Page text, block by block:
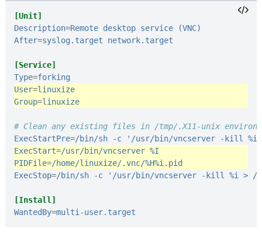
[Unit]
Description=Remote desktop service (VNC)
After=syslog.target network.target
[Service]
Type=forking
User=linuxize
Group=linuxize
# Clean any existing files in /tmp/.X11-unix
ExecStartPre=/bin/sh -c '/usr/bin/vncserver -kill
ExecStart=/usr/bin/vncserver %I
PIDFile=/home/linuxize/.vnc/%H%i.pid
ExecStop=/bin/sh -c '/usr/bin/vncserver -kill %i > /
[Install]
WantedBy=multi-user.target